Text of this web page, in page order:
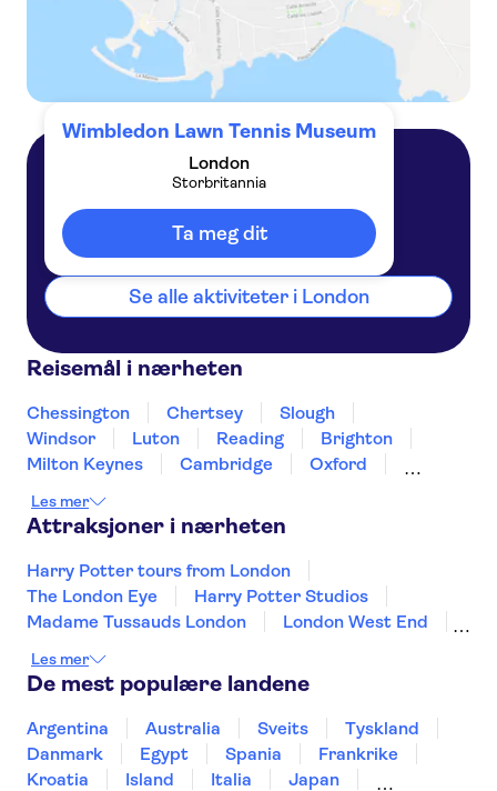
Wimbledon Lawn Tennis Museum
London
Storbritannia
Ta meg ditStorbritannia
Se alle aktiviteter i London
Reisemål i nærheten
Chessington Chertsey
Slough
Windsor
Luton Reading
Brighton
Milton Keynes
Cambridge
Oxford
Portsmouth
Les mer
Attraksjoner i nærheten
Harry Potter tours from London
The London Eye
Harry Potter Studios
Madame Tussauds London
London West End
Bus Tours in London
Trips from Edinburgh
Shakespeare's Globe
Tower Bridge
River Thames
King's Cross Station
The Scotch Whisky Experience
St Paul's Cathedral
Les mer
De mest populære landene
Argentina Australia Sveits
Tyskland
Danmark
Egypt Spania
Frankrike
Kroatia
Island Italia
Japan